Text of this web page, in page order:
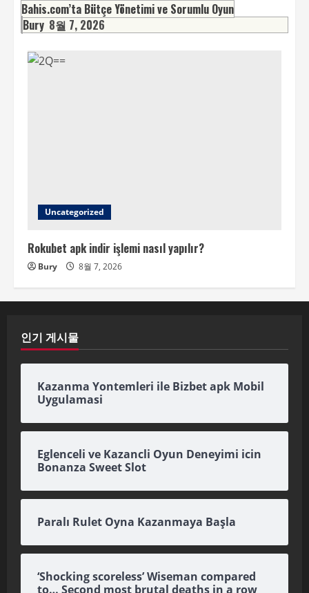
Bahis.com’ta Bütçe Yönetimi ve Sorumlu Oyun
Bury 8월 7, 2026
Uncategorized
Rokubet apk indir işlemi nasıl yapılır?
Bury 8월 7, 2026
인기 게시물
Kazanma Yontemleri ile Bizbet apk Mobil
Uygulamasi
Eglenceli ve Kazancli Oyun Deneyimi icin
Bonanza Sweet Slot
Paralı Rulet Oyna Kazanmaya Başla
‘Shocking scoreless’ Wiseman compared
to… Second most brutal deaths in a row